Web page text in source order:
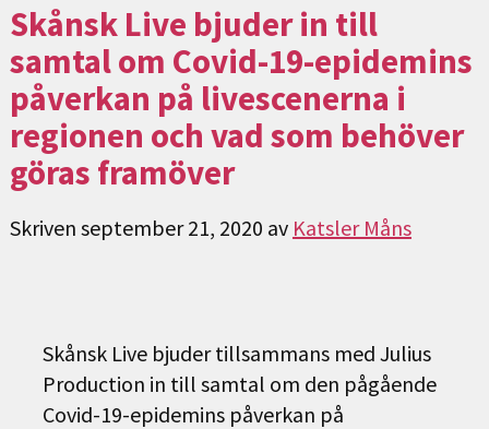
Skånsk Live bjuder in till
samtal om Covid-19-epidemins
påverkan på livescenerna i
regionen och vad som behöver
göras framöver
Skriven september 21, 2020 av Katsler Måns
Skånsk Live bjuder tillsammans med Julius
Production in till samtal om den pågående
Covid-19-epidemins påverkan på